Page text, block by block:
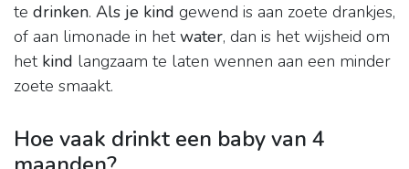
te drinken. Als je kind gewend is aan zoete drankjes,
of aan limonade in hetwater, dan is het wijsheid om
het kind langzaam te laten wennen aan een minder
zoete smaakt.
Hoe vaak drinkt een baby van 4